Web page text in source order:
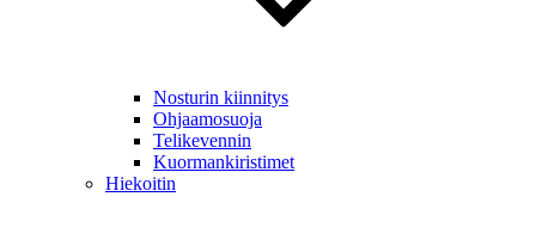
Nosturin kiinnitys
Ohjaamosuoja
Telikevennin
Kuormankiristimet
Hiekoitin